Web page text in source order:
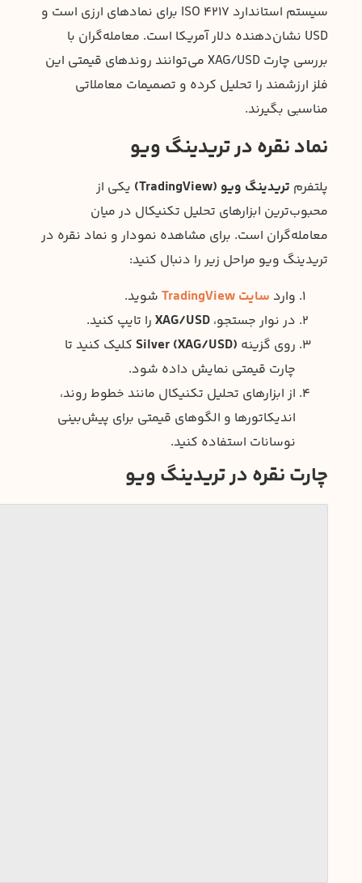
سیستم استاندارد ISO 4217 برای نمادهای ارزی است و
USD نشان‌دهنده دلار آمریکا است. معامله‌گران با
بررسی چارت XAG/USD می‌توانند روندهای قیمتی این
فلز ارزشمند را تحلیل کرده و تصمیمات معاملاتی
مناسبی بگیرند.
نماد نقره در تریدینگ ویو
پلتفرم تریدینگ ویو (TradingView)
یکی از
محبوب‌ترین ابزارهای تحلیل تکنیکال در میان
معامله‌گران است. برای مشاهده نمودار و نماد نقره در
تریدینگ ویو مراحل زیر را دنبال کنید:
وارد سایت TradingView
شوید.
در نوار جستجو،XAG/USD را تایپ کنید.
روی گزینه Silver (XAG/USD) کلیک کنید تا
چارت قیمتی نمایش داده شود.
از ابزارهای تحلیل تکنیکال مانند خطوط روند،
اندیکاتورها و الگوهای قیمتی برای پیش‌بینی
نوسانات استفاده کنید.
چارت نقره در تریدینگ ویو